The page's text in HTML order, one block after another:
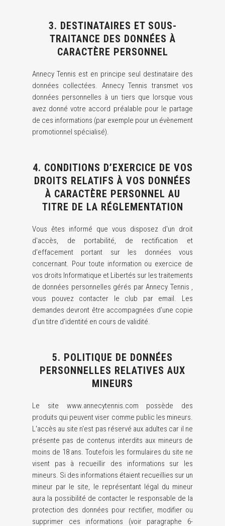
3. DESTINATAIRES ET SOUS-
TRAITANCE DES DONNÉES À
CARACTÈRE PERSONNEL
Annecy Tennis est en principe seul destinataire des
données collectées. Annecy Tennis transmet vos
données personnelles à un tiers que lorsque vous
avez donné votre accord préalable pour le partage
de ces informations (par exemple pour un évènement
promotionnel spécialisé).
4. CONDITIONS D’EXERCICE DE VOS
DROITS RELATIFS À VOS DONNÉES
À CARACTÈRE PERSONNEL AU
TITRE DE LA RÉGLEMENTATION
Vous êtes informé que vous disposez d'un droit
d'accès, de portabilité, de rectification et
d’effacement portant sur les données vous
concernant. Pour toute information ou exercice de
vos droits Informatique et Libertés sur les traitements
de données personnelles gérés par Annecy Tennis ,
vous pouvez contacter le club par email. Les
demandes devront être accompagnées d’une copie
d’un titre d’identité en cours de validité.
5. POLITIQUE DE DONNÉES
PERSONNELLES RELATIVES AUX
MINEURS
Le site www.annecytennis.com possède des
produits qui peuvent viser comme public les mineurs.
L'accès au site n'est pas réservé aux adultes car il ne
présente pas de contenus interdits aux mineurs de
moins de 18 ans. Toutefois les formulaires du site ne
visent pas à recueillir des informations sur les
mineurs. Si des informations étaient recueillies sur un
mineur par le site, le représentant légal du mineur
aura la possibilité de contacter le responsable de la
protection des données pour rectifier, modifier ou
supprimer ces informations (voir paragraphe 6-